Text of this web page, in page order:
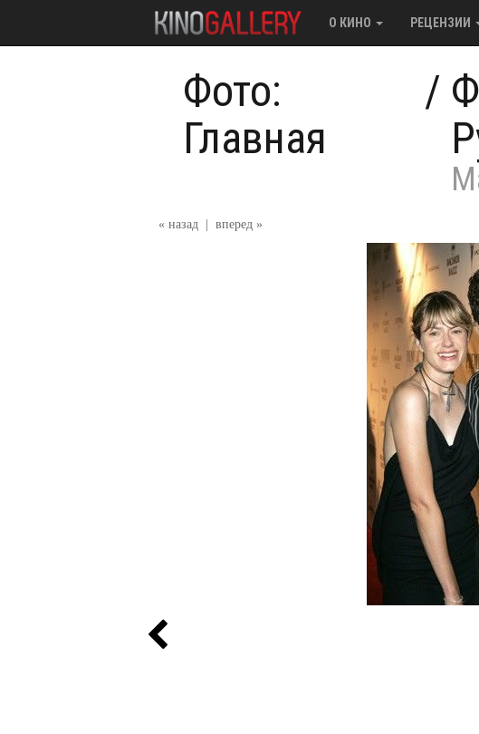
О КИНО РЕЦЕНЗИИ
Фото:
Главная
/
« назад вперед »